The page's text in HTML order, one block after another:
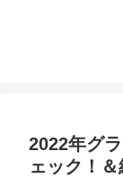
2022年グ
ェック！